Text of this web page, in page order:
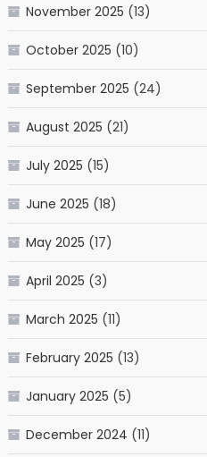
November 2025 (13)
October 2025 (10)
September 2025 (24)
August 2025 (21)
July 2025 (15)
June 2025 (18)
May 2025 (17)
April 2025 (3)
March 2025 (11)
February 2025 (13)
January 2025 (5)
December 2024 (11)